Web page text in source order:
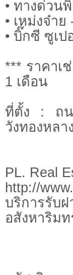
• ทางด่วน
• เหม่งจ๋า
• บิ๊กซี ซูเป
*** ราคาเ
1 เดือน
ที่ตั้ง : ถน
วังทองหลา
PL. Real
http://
บริการรับ
อสังหาริม